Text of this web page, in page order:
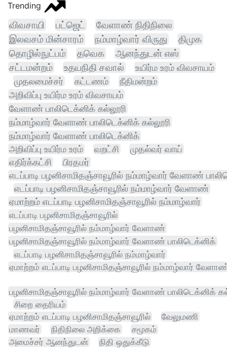
Trending
விவசாயி பட்ஜெட்
வேளாண் நிதிநிலை
இலவசம் மின்சாரம்
நம்மாழ்வார் விருது
திமுக
தொழில்நுட்பம்
தவெக ஆனந்துடன் எஸ்
சட்டமன்றம் உதயநிதி சவால்
உயிர்ம உரம் விவசாயம்
முதலமைச்சர்
கட்டணம்
நீதிமன்றம்
அறிவிப்பு உயிர்ம உரம் விவசாயம்
வேளாண் பாலிடெக்னிக் கல்லூரி
நம்மாழ்வார் வேளாண் பாலிடெக்னிக் கல்லூரி
நம்மாழ்வார் வேளாண் பாலிடெக்னிக்
அறிவிப்பு உயிர்ம உரம்
வறட்சி
முதல்வர் வாய்
எதிர்க்கட்சி
பிரதமர்
எடப்பாடி பழனிசாமிதஞ்சாவூரில் நம்மாழ்வார் வேளாண்
எடப்பாடி பழனிசாமிதஞ்சாவூரில் நம்மாழ்வார் வேளாண்
ஏமாற்றம் எடப்பாடி பழனிசாமிதஞ்சாவூரில் நம்மாழ்வார்
எடப்பாடி பழனிசாமிதஞ்சாவூரில்
பழனிசாமிதஞ்சாவூரில் நம்மாழ்வார் வேளாண்
பழனிசாமிதஞ்சாவூரில் நம்மாழ்வார் வேளாண் பாலிடெக்னிக்
எடப்பாடி பழனிசாமிதஞ்சாவூரில் நம்மாழ்வார்
ஏமாற்றம் எடப்பாடி பழனிசாமிதஞ்சாவூரில் நம்மாழ்வார்
பழனிசாமிதஞ்சாவூரில் நம்மாழ்வார் வேளாண் பாலிடெக்னிக்
சிறை தைரியம்
ஏமாற்றம் எடப்பாடி பழனிசாமிதஞ்சாவூரில்
வேலுமணி
மாணவர்
நிதிநிலை அறிக்கை
சமூகம்
அமைச்சர் ஆனந்துடன்
நிதி ஒதுக்கீடு